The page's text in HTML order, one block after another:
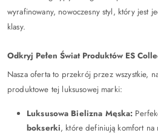
wyrafinowany, nowoczesny styl, który jest
klasy.
Odkryj Pełen Świat Produktów ES
Nasza oferta to przekrój przez wszystkie,
produktowe tej luksusowej marki:
Luksusowa Bielizna Męska:
bokserki, które definiują komfort na